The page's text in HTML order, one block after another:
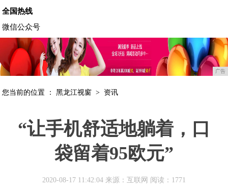
全国热线
微信公众号
广告
您当前的位置 ：黑龙江视窗 > 资讯
“让手机舒适地躺着，口
袋留着95欧元”
2020-08-17 11:42:04 来源：互联网 阅读：1771